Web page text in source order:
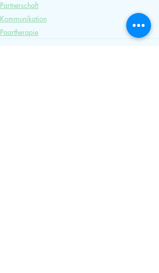
Partnerschaft
Kommunikation
Paartherapie